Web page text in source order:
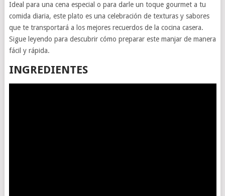
Ideal para una cena especial o para darle un toque gourmet a tu
comida diaria, este plato es una celebración de texturas y sabores
que te transportará a los mejores recuerdos de la cocina casera.
Sigue leyendo para descubrir cómo preparar este manjar de manera
fácil y rápida.
INGREDIENTES